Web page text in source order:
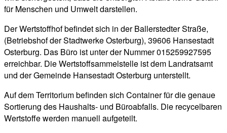
für Menschen und Umwelt darstellen.
Der Wertstoffhof befindet sich in der Ballerstedter Straße,
(Betriebshof der Stadtwerke Osterburg), 39606 Hansestadt
Osterburg. Das Büro ist unter der Nummer 015259927595
erreichbar. Die Wertstoffsammelstelle ist dem Landratsamt
und der Gemeinde Hansestadt Osterburg unterstellt.
Auf dem Territorium befinden sich Container für die genaue
Sortierung des Haushalts- und Büroabfalls. Die recycelbaren
Wertstoffe werden manuell aufgeteilt.